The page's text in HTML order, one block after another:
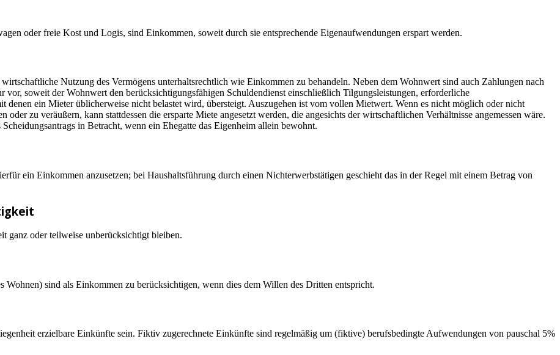
oder freie Kost und Logis, sind Einkommen, soweit durch sie entsprechende Eigenaufwendungen erspart werden.
Nutzung des Vermögens unterhaltsrechtlich wie Einkommen zu behandeln. Neben dem Wohnwert sind auch Zahlungen nach
vor, soweit der Wohnwert den berücksichtigungsfähigen Schuldendienst einschließlich Tilgungsleistungen, erforderliche
denen ein Mieter üblicherweise nicht belastet wird, übersteigt. Auszugehen ist vom vollen Mietwert. Wenn es nicht möglich oder nicht
zu veräußern, kann stattdessen die ersparte Miete angesetzt werden, die angesichts der wirtschaftlichen Verhältnisse angemessen wäre.
in Betracht, wenn ein Ehegatte das Eigenheim allein bewohnt.
ein Einkommen anzusetzen; bei Haushaltsführung durch einen Nichterwerbstätigen geschieht das in der Regel mit einem Betrag von
ganz oder teilweise unberücksichtigt bleiben.
sind als Einkommen zu berücksichtigen, wenn dies dem Willen des Dritten entspricht.
erzielbare Einkünfte sein. Fiktiv zugerechnete Einkünfte sind regelmäßig um (fiktive) berufsbedingte Aufwendungen von pauschal 5%